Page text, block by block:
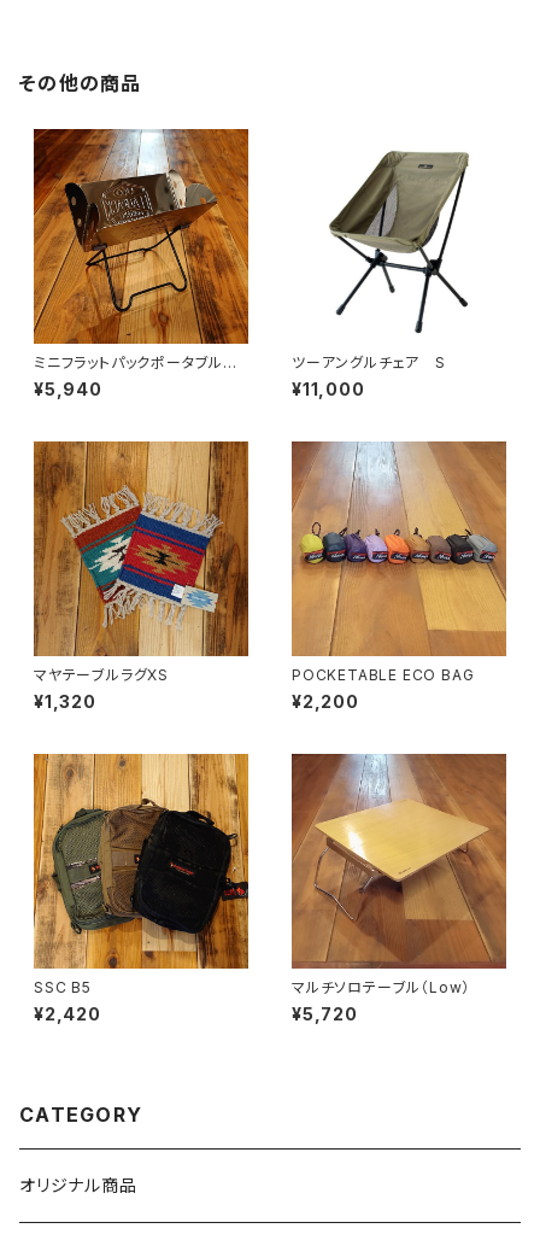
その他の商品
ミニフラットパックポータブルグ
リル＆ファイヤーピット
¥5,940
ツーアングルチェア S
¥11,000
マヤテーブルラグXS
¥1,320
POCKETABLE ECO BAG
¥2,200
SSC B5
¥2,420
マルチソロテーブル（Low）
¥5,720
CATEGORY
オリジナル商品